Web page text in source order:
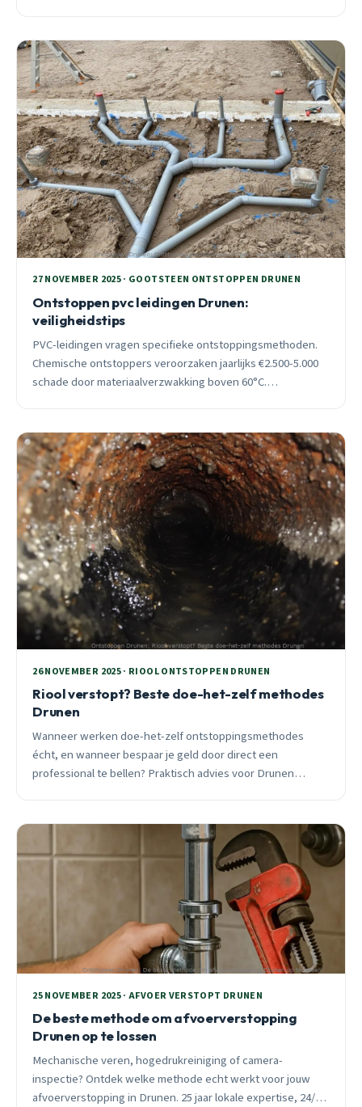
27 NOVEMBER 2025 · GOOTSTEEN ONTSTOPPEN DRUNEN
Ontstoppen pvc leidingen Drunen:
veiligheidstips
PVC-leidingen vragen specifieke ontstoppingsmethoden.
Chemische ontstoppers veroorzaken jaarlijks €2.500-5.000
schade door materiaalverzwakking boven 60°C.
26 NOVEMBER 2025 · RIOOL ONTSTOPPEN DRUNEN
Riool verstopt? Beste doe-het-zelf methodes
Drunen
Wanneer werken doe-het-zelf ontstoppingsmethodes
écht, en wanneer bespaar je geld door direct een
professional te bellen? Praktisch advies voor Drunen
25 NOVEMBER 2025 · AFVOER VERSTOPT DRUNEN
De beste methode om afvoerverstopping
Drunen op te lossen
Mechanische veren, hogedrukreiniging of camera-
inspectie? Ontdek welke methode echt werkt voor jouw
afvoerverstopping in Drunen. 25 jaar lokale expertise, 24/7